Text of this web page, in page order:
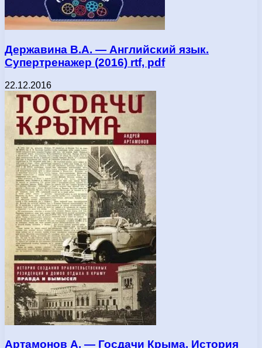
Державина В.А. — Английский язык.
Супертренажер (2016) rtf, pdf
22.12.2016
Артамонов А. — Госдачи Крыма. История